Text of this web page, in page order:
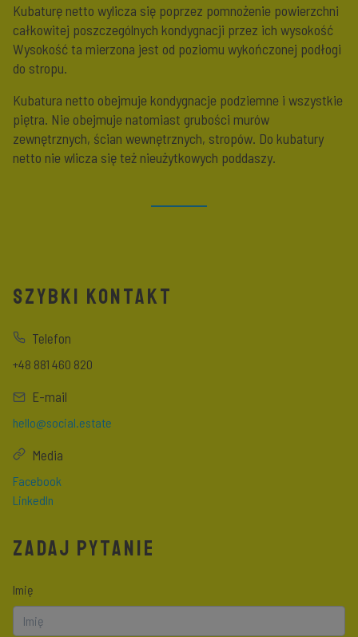
Kubaturę netto wylicza się poprzez pomnożenie powierzchni
całkowitej poszczególnych kondygnacji przez ich wysokość
Wysokość ta mierzona jest od poziomu wykończonej podłogi
do stropu.
Kubatura netto obejmuje kondygnacje podziemne i wszystkie
piętra. Nie obejmuje natomiast grubości murów
zewnętrznych, ścian wewnętrznych, stropów. Do kubatury
netto nie wlicza się też nieużytkowych poddaszy.
ZADAJ PYTANIE
Imię
SZYBKI KONTAKT
Telefon
+48 881 460 820
E-mail
hello@social.estate
Media
Facebook
LinkedIn